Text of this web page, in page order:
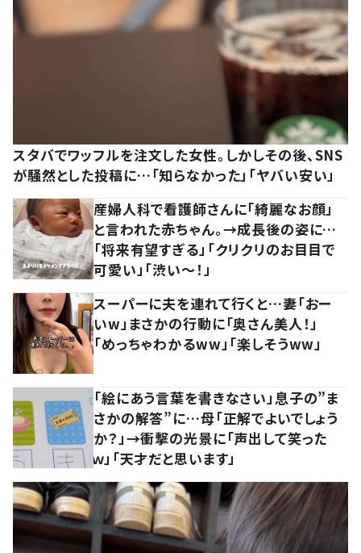
スタバでワッフルを注文した女性。しかしその後、SNS
が騒然とした投稿に…「知らなかった」「ヤバい安い」
産婦人科で看護師さんに「綺麗なお顔」
と言われた赤ちゃん。→成長後の姿に…
「将来有望すぎる」「クリクリのお目目で
可愛い」「渋い～！」
スーパーに夫を連れて行くと…妻「おー
いw」まさかの行動に「奥さん美人！」
「めっちゃわかるww」「楽しそうww」
「絵にあう言葉を書きなさい」息子の”ま
さかの解答”に…母「正解でよいでしょう
か？」→衝撃の光景に「声出して笑った
ｗ」「天才だと思います」